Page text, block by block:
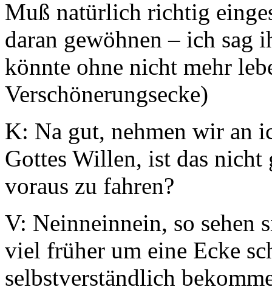
Muß natürlich richtig
daran gewöhnen – ich sag
könnte ohne nicht mehr
Verschönerungsecke)
K: Na gut, nehmen wir an
Gottes Willen, ist das
voraus zu fahren?
V: Neinneinnein, so sehen
viel früher um eine Ecke
selbstverständlich